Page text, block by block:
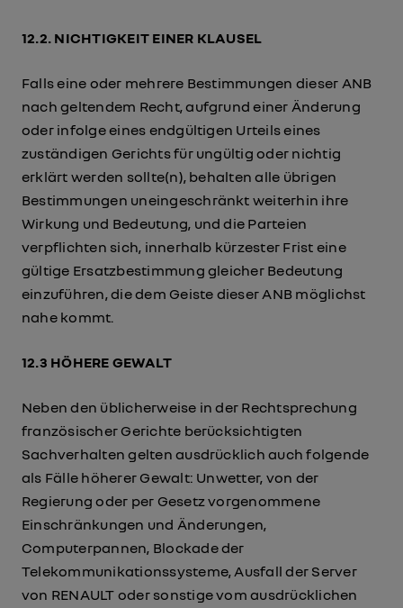
12.2. NICHTIGKEIT EINER KLAUSEL
Falls eine oder mehrere Bestimmungen dieser ANB
nach geltendem Recht, aufgrund einer Änderung
oder infolge eines endgültigen Urteils eines
zuständigen Gerichts für ungültig oder nichtig
erklärt werden sollte(n), behalten alle übrigen
Bestimmungen uneingeschränkt weiterhin ihre
Wirkung und Bedeutung, und die Parteien
verpflichten sich, innerhalb kürzester Frist eine
gültige Ersatzbestimmung gleicher Bedeutung
einzuführen, die dem Geiste dieser ANB möglichst
nahe kommt.
12.3 HÖHERE GEWALT
Neben den üblicherweise in der Rechtsprechung
französischer Gerichte berücksichtigten
Sachverhalten gelten ausdrücklich auch folgende
als Fälle höherer Gewalt: Unwetter, von der
Regierung oder per Gesetz vorgenommene
Einschränkungen und Änderungen,
Computerpannen, Blockade der
Telekommunikationssysteme, Ausfall der Server
von RENAULT oder sonstige vom ausdrücklichen